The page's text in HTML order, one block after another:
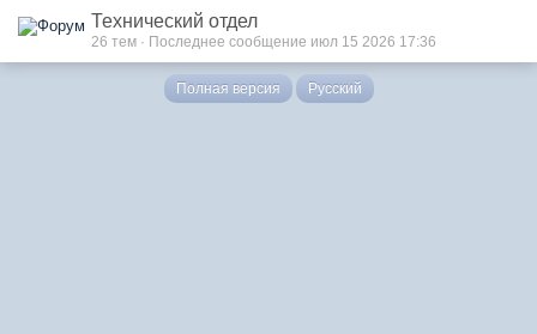
Технический отдел
26 тем · Последнее сообщение июл 15 2026 17:36
Полная версия Русский